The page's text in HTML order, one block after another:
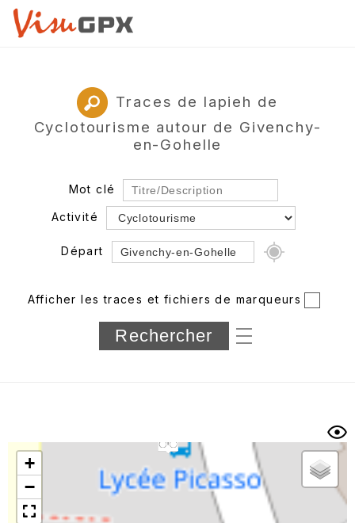
Traces de lapieh de
Cyclotourisme autour de Givenchy-
en-Gohelle
Mot clé
Activité
Départ
Département
Longueur min/max
Photos
Afficher les traces et fichiers de marqueurs
+
−